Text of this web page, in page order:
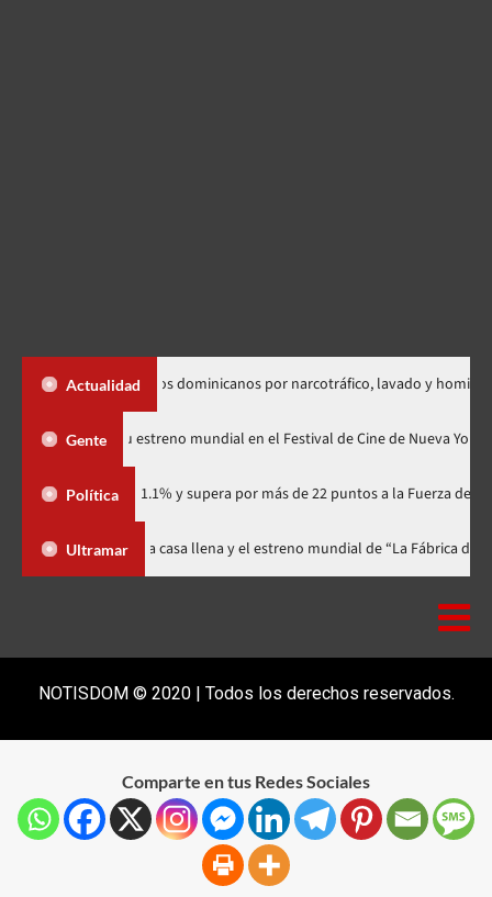
Actualidad
de dos dominicanos por narcotráfico, lavado y homicidio
Gente
«Godzilla Minus Zero» tendrá su estreno mundial en el Festival de Cine
Política
con 41.1% y supera por más de 22 puntos a la Fuerza del Pueblo
Ultramar
celebra 15 años con una gala a casa llena y el estreno mundial de
NOTISDOM © 2020 | Todos los derechos reservados.
Comparte en tus Redes Sociales